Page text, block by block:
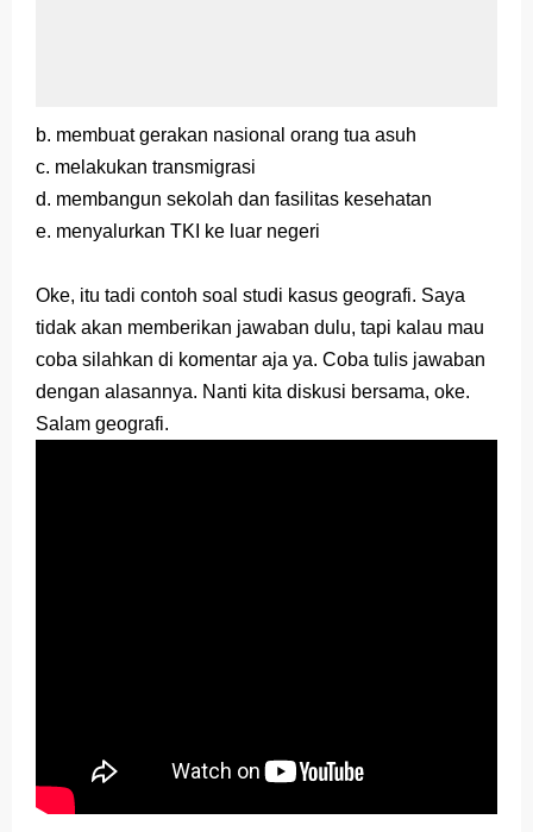
b. membuat gerakan nasional orang tua asuh
c. melakukan transmigrasi
d. membangun sekolah dan fasilitas kesehatan
e. menyalurkan TKI ke luar negeri
Oke, itu tadi contoh soal studi kasus geografi. Saya
tidak akan memberikan jawaban dulu, tapi kalau mau
coba silahkan di komentar aja ya. Coba tulis jawaban
dengan alasannya. Nanti kita diskusi bersama, oke.
Salam geografi.